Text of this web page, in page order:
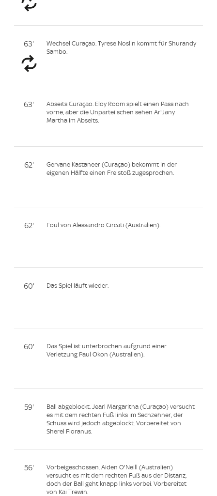
63'
Wechsel Curaçao. Tyrese Noslin kommt für Shurandy
Sambo.
63'
Abseits Curaçao. Eloy Room spielt einen Pass nach
vorne, aber die Unparteiischen sehen Ar'Jany
Martha im Abseits.
62'
Gervane Kastaneer (Curaçao) bekommt in der
eigenen Hälfte einen Freistoß zugesprochen.
62' Foul von Alessandro Circati (Australien).
60' Das Spiel läuft wieder.
60'
Das Spiel ist unterbrochen aufgrund einer
Verletzung Paul Okon (Australien).
59'
Ball abgeblockt. Jearl Margaritha (Curaçao) versucht
es mit dem rechten Fuß links im Sechzehner, der
Schuss wird jedoch abgeblockt. Vorbereitet von
Sherel Floranus.
56'
Vorbeigeschossen. Aiden O'Neill (Australien)
versucht es mit dem rechten Fuß aus der Distanz,
doch der Ball geht knapp links vorbei. Vorbereitet
von Kai Trewin.